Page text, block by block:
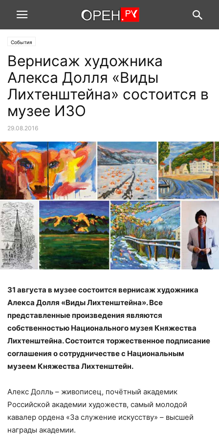
События
Вернисаж художника
Алекса Долля «Виды
Лихтенштейна» состоится в
музее ИЗО
29.08.2016
31 августа в музее состоится вернисаж художника
Алекса Долля «Виды Лихтенштейна». Все
представленные произведения являются
собственностью Национального музея Княжества
Лихтенштейна. Состоится торжественное подписание
соглашения о сотрудничестве с Национальным
музеем Княжества Лихтенштейн.
Алекс Долль – живописец, почётный академик
Российской академии художеств, самый молодой
кавалер ордена «За служение искусству» – высшей
награды академии.